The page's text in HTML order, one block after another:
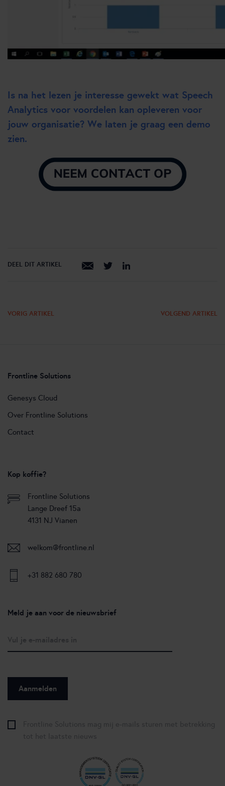
Is na het lezen je interesse gewekt wat Speech
Analytics voor voordelen kan opleveren voor
jouw organisatie? We laten je graag een demo
zien.
DEEL DIT ARTIKEL
VORIG ARTIKEL VOLGEND ARTIKEL
Frontline Solutions
Genesys Cloud
Over Frontline Solutions
Contact
Kop koffie?
Frontline Solutions
Lange Dreef 15a
4131 NJ Vianen
welkom@frontline.nl
+31 882 680 780
Meld je aan voor de nieuwsbrief